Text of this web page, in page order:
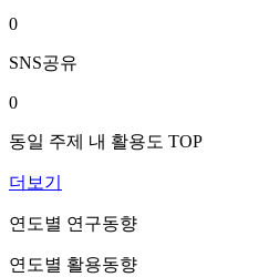
0
SNS공유
0
동일 주제 내 활용도 TOP
더보기
연도별 연구동향
연도별 활용동향